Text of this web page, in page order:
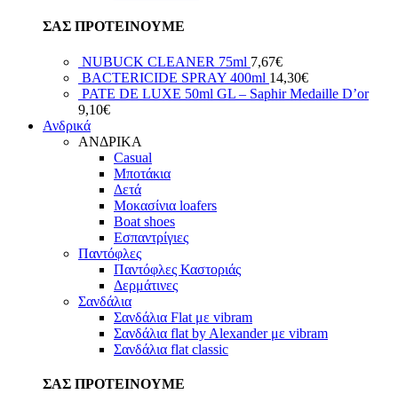
ΣΑΣ ΠΡΟΤΕΙΝΟΥΜΕ
NUBUCK CLEANER 75ml 7,67€
BACTERICIDE SPRAY 400ml 14,30€
PATE DE LUXE 50ml GL – Saphir Medaille D’or
9,10€
Ανδρικά
ΑΝΔΡΙΚΑ
Casual
Μποτάκια
Δετά
Μοκασίνια loafers
Boat shoes
Εσπαντρίγιες
Παντόφλες
Παντόφλες Καστοριάς
Δερμάτινες
Σανδάλια
Σανδάλια Flat με vibram
Σανδάλια flat by Alexander με vibram
Σανδάλια flat classic
ΣΑΣ ΠΡΟΤΕΙΝΟΥΜΕ